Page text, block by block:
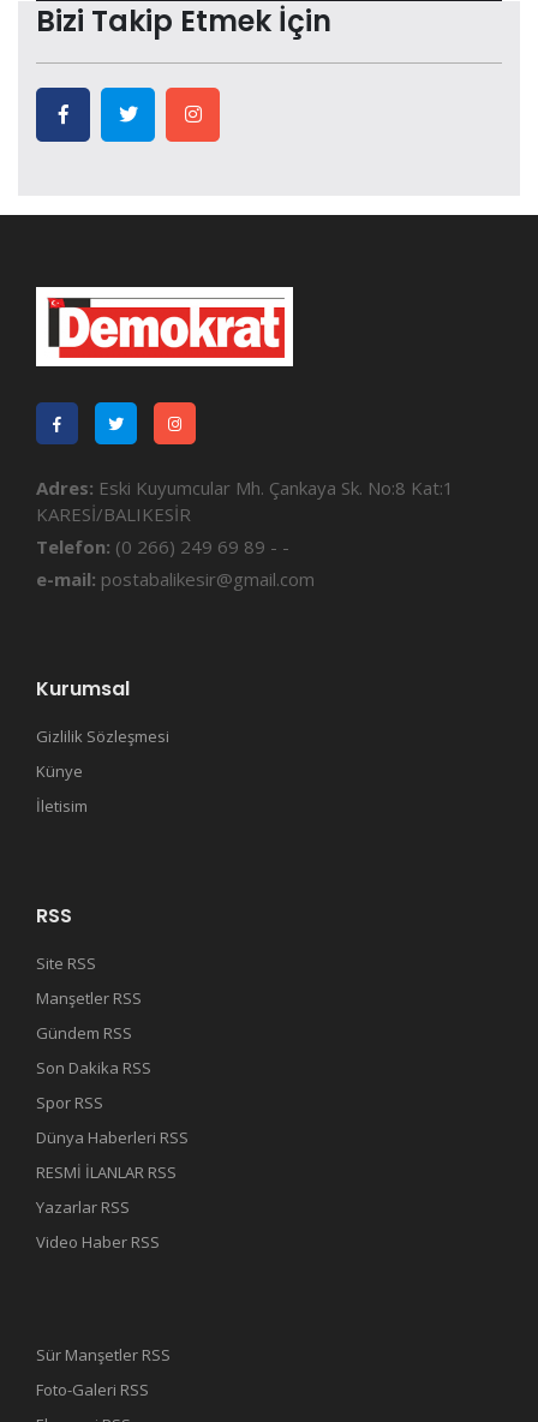
Bizi Takip Etmek İçin
Adres: Eski Kuyumcular Mh. Çankaya Sk. No:8 Kat:1
KARESİ/BALIKESİR
Telefon: (0 266) 249 69 89 - -
e-mail: postabalikesir@gmail.com
Kurumsal
Gizlilik Sözleşmesi
Künye
İletisim
RSS
Site RSS
Manşetler RSS
Gündem RSS
Son Dakika RSS
Spor RSS
Dünya Haberleri RSS
RESMİ İLANLAR RSS
Yazarlar RSS
Video Haber RSS
Sür Manşetler RSS
Foto-Galeri RSS